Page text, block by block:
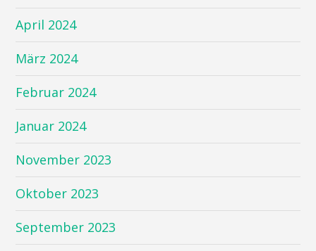
April 2024
März 2024
Februar 2024
Januar 2024
November 2023
Oktober 2023
September 2023